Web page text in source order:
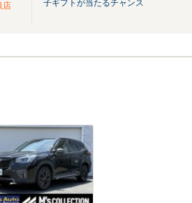
店
子ギフトが当たるチャンス